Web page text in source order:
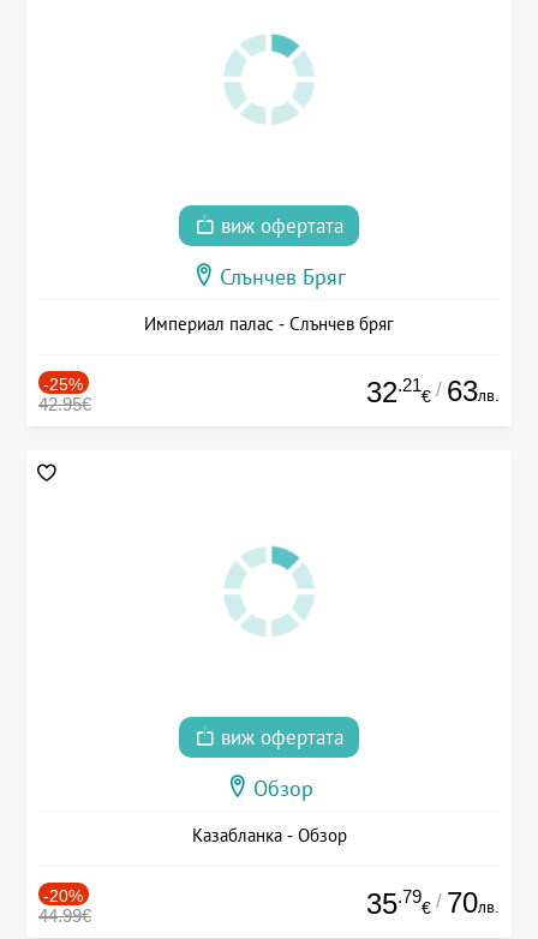
виж офертата
Слънчев Бряг
Империал палас - Слънчев бряг
-25%
42.95€ 32.21
€ / 63лв.
виж офертата
Обзор
Казабланка - Обзор
-20%
44.99€ 35.79
€ / 70лв.